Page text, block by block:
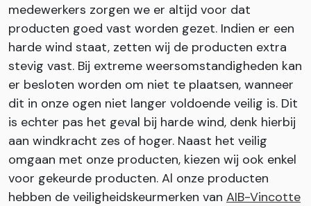
medewerkers zorgen we er altijd voor dat
producten goed vast worden gezet. Indien er een
harde wind staat, zetten wij de producten extra
stevig vast. Bij extreme weersomstandigheden kan
er besloten worden om niet te plaatsen, wanneer
dit in onze ogen niet langer voldoende veilig is. Dit
is echter pas het geval bij harde wind, denk hierbij
aan windkracht zes of hoger. Naast het veilig
omgaan met onze producten, kiezen wij ook enkel
voor gekeurde producten. Al onze producten
hebben de veiligheidskeurmerken van AIB-Vincotte